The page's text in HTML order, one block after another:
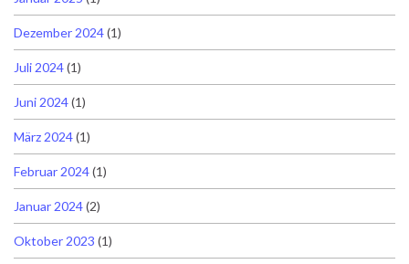
Dezember 2024(1)
Juli 2024(1)
Juni 2024(1)
März 2024(1)
Februar 2024(1)
Januar 2024(2)
Oktober 2023 (1)